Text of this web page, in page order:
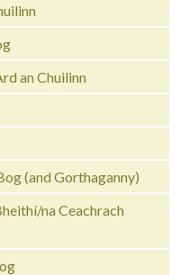
an Chuilinn
(and Gorthaganny)
na Ceachrach